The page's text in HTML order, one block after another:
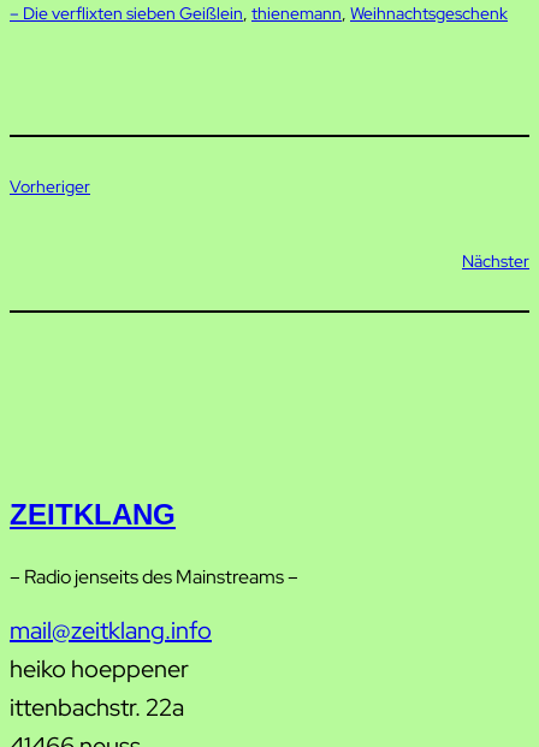
– Die verflixten sieben Geißlein, thienemann, Weihnachtsgeschenk
Vorheriger
Nächster
ZEITKLANG
– Radio jenseits des Mainstreams –
mail@zeitklang.info
heiko hoeppener
ittenbachstr. 22a